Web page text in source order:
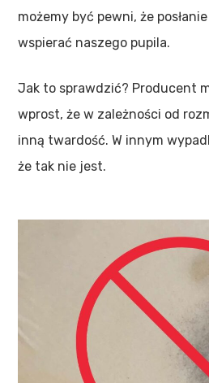
możemy być pewni, że
wspierać naszego pupila.
Jak to sprawdzić? Producent
wprost, że w zależności od
inną twardość. W innym
że tak nie jest.